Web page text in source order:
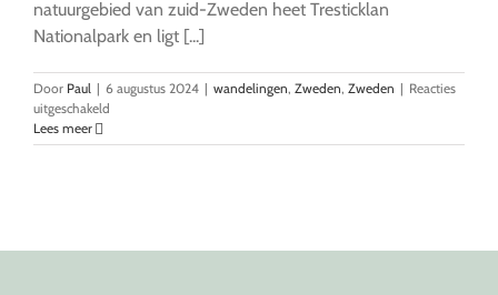
natuurgebied van zuid-Zweden heet Tresticklan
Nationalpark en ligt [...]
Door Paul | 6 augustus 2024 | wandelingen, Zweden, Zweden | Reacties
uitgeschakeld
wandelen
park
Lees meer